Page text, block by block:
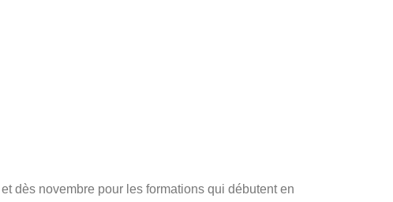
dès novembre pour les formations qui débutent en